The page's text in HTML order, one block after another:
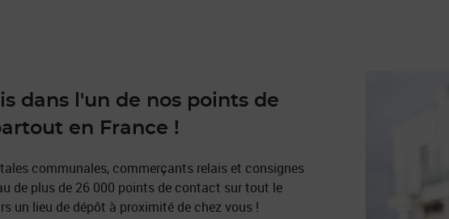
dans l'un de nos points de
en France !
communales, commerçants relais et consignes
de plus de 26 000 points de contact sur tout le
un lieu de dépôt à proximité de chez vous !